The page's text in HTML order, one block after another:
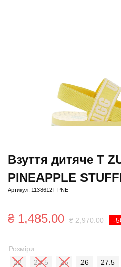
Взуття дитяче T
PINEAPPLE
Артикул: 1138612T-PNE
-
₴2,970.00
₴1,485.00
Розміри
22
23.5 25 26 27.5